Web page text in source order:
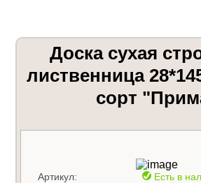
Доска сухая
лиственница
сорт
Артикул: Есть в